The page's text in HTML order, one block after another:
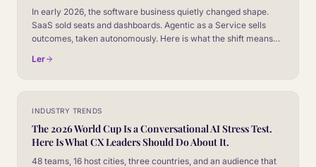
In early 2026, the software business quietly changed shape.
SaaS sold seats and dashboards. Agentic as a Service sells
outcomes, taken autonomously. Here is what the shift means
Ler
INDUSTRY TRENDS
The 2026 World Cup Is a Conversational AI Stress Test.
Here Is What CX Leaders Should Do About It.
48 teams, 16 host cities, three countries, and an audience that